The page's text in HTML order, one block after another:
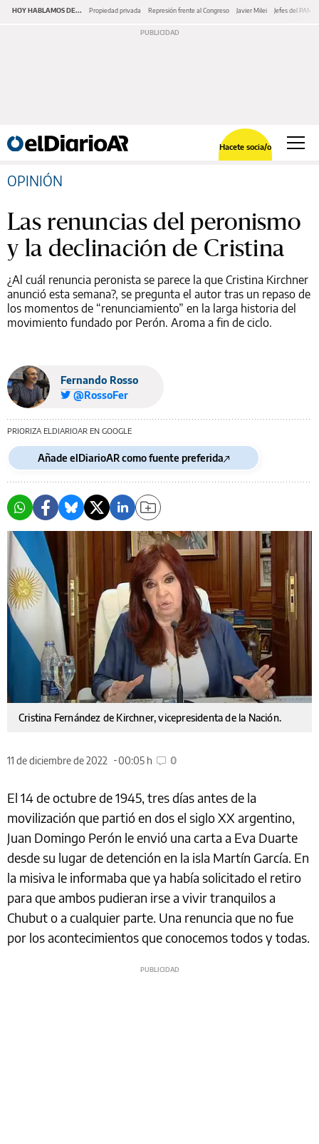
HOY HABLAMOS DE... Propiedad privada Represión frente al Congreso Javier Milei Jefes del PAMI
Hacete socia/o
OPINIÓN
Las renuncias del peronismo
y la declinación de Cristina
¿Al cuál renuncia peronista se parece la que Cristina Kirchner
anunció esta semana?, se pregunta el autor tras un repaso de
los momentos de “renunciamiento” en la larga historia del
movimiento fundado por Perón. Aroma a fin de ciclo.
Fernando Rosso
@RossoFer
PRIORIZA ELDIARIOAR EN GOOGLE
Añade elDiarioAR como fuente preferida
Cristina Fernández de Kirchner, vicepresidenta de la Nación.
11 de diciembre de 2022 00:05 h 0
El 14 de octubre de 1945, tres días antes de la
movilización que partió en dos el siglo XX argentino,
Juan Domingo Perón le envió una carta a Eva Duarte
desde su lugar de detención en la isla Martín García. En
la misiva le informaba que ya había solicitado el retiro
para que ambos pudieran irse a vivir tranquilos a
Chubut o a cualquier parte. Una renuncia que no fue
por los acontecimientos que conocemos todos y todas.